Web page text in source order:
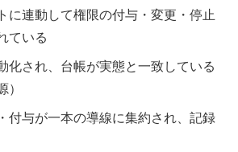
に連動して権限の付与・変更・停止
ている
化され、台帳が実態と一致している
付与が一本の導線に集約され、記録